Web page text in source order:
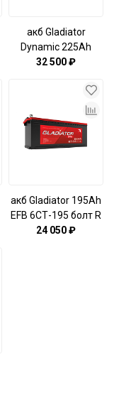
акб Gladiator
Dynamic 225Ah
6СТ-225L (3)
32 500 ₽
акб Gladiator 195Ah
EFB 6СТ-195 болт R
(516×223×223)
24 050 ₽